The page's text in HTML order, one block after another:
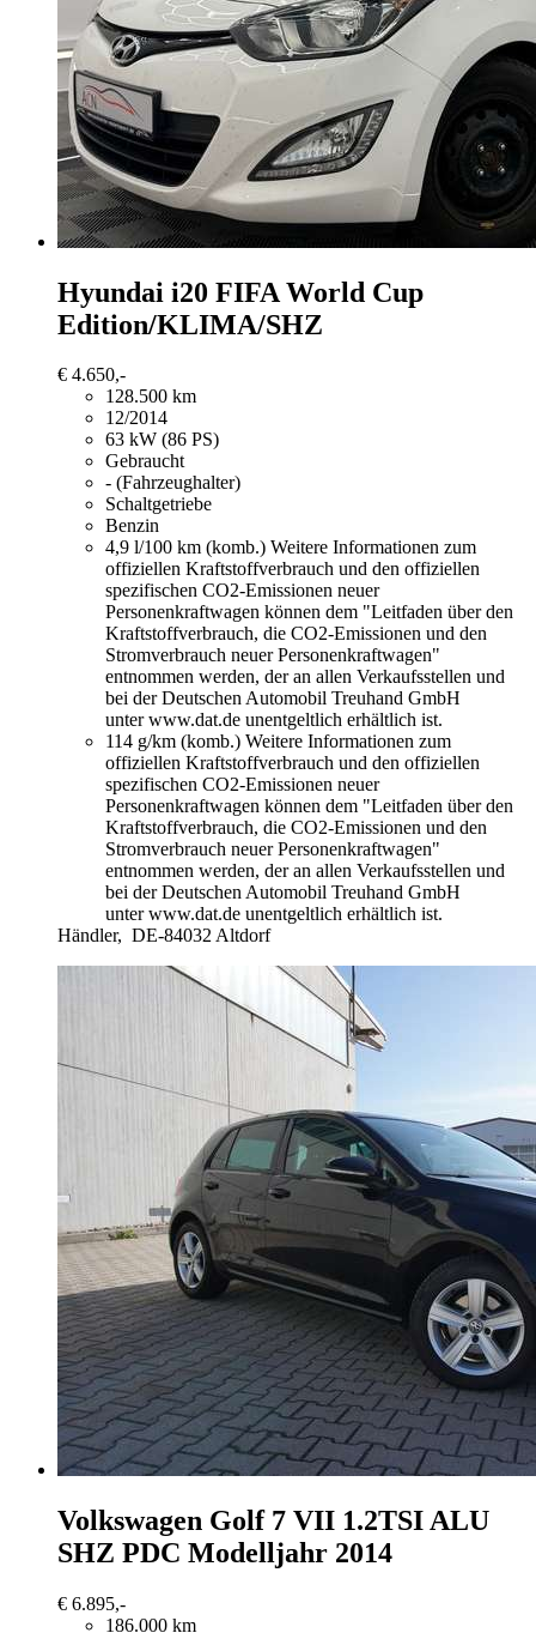
Hyundai i20 FIFA World Cup
Edition/KLIMA/SHZ
€ 4.650,-
128.500 km
12/2014
63 kW (86 PS)
Gebraucht
- (Fahrzeughalter)
Schaltgetriebe
Benzin
4,9 l/100 km (komb.) Weitere Informationen zum
offiziellen Kraftstoffverbrauch und den offiziellen
spezifischen CO2-Emissionen neuer
Personenkraftwagen können dem "Leitfaden über den
Kraftstoffverbrauch, die CO2-Emissionen und den
Stromverbrauch neuer Personenkraftwagen"
entnommen werden, der an allen Verkaufsstellen und
bei der Deutschen Automobil Treuhand GmbH
unter www.dat.de unentgeltlich erhältlich ist.
114 g/km (komb.) Weitere Informationen zum
offiziellen Kraftstoffverbrauch und den offiziellen
spezifischen CO2-Emissionen neuer
Personenkraftwagen können dem "Leitfaden über den
Kraftstoffverbrauch, die CO2-Emissionen und den
Stromverbrauch neuer Personenkraftwagen"
entnommen werden, der an allen Verkaufsstellen und
bei der Deutschen Automobil Treuhand GmbH
unter www.dat.de unentgeltlich erhältlich ist.
Händler, DE-84032 Altdorf
Volkswagen Golf 7 VII 1.2TSI ALU
SHZ PDC Modelljahr 2014
€ 6.895,-
186.000 km